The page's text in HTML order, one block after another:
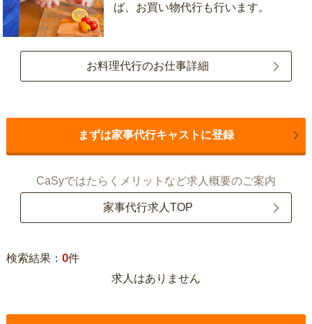
ば、お買い物代行も行います。
お料理代行のお仕事詳細
まずは家事代行キャストに登録
CaSyではたらくメリットなど求人概要のご案内
家事代行求人TOP
検索結果： 0件
求人はありません